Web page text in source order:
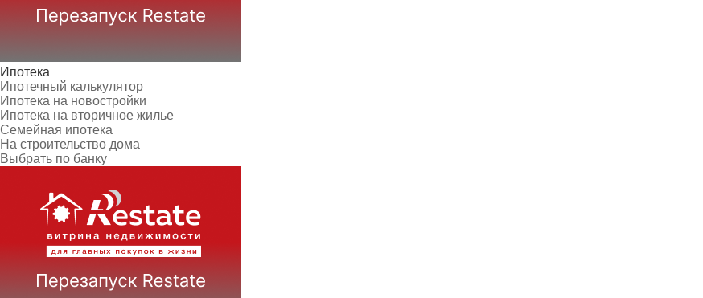
Ипотека
Ипотечный калькулятор
Ипотека на новостройки
Ипотека на вторичное жилье
Семейная ипотека
На строительство дома
Выбрать по банку